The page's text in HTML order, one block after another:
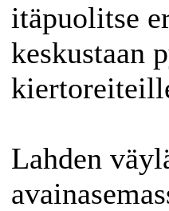
itäpuolitse
keskustaan
Lahden